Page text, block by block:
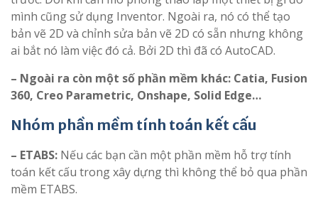
mình cũng sử dụng Inventor. Ngoài ra, nó có thể tạo
bản vẽ 2D và chỉnh sửa bản vẽ 2D có sẵn nhưng không
ai bắt nó làm việc đó cả. Bởi 2D thì đã có AutoCAD.
– Ngoài ra còn một số phần mềm khác: Catia, Fusion
360, Creo Parametric, Onshape, Solid Edge…
Nhóm phần mềm tính toán kết cấu
– ETABS: Nếu các bạn cần một phần mềm hỗ trợ tính
toán kết cấu trong xây dựng thì không thể bỏ qua phần
mềm ETABS.